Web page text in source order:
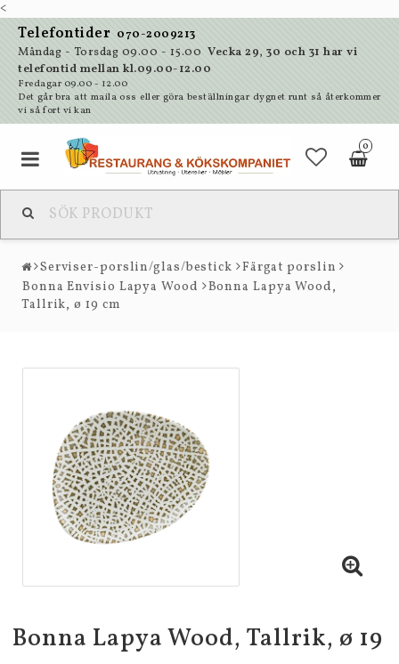
<
Telefontider 070-2009213
Måndag - Torsdag 09.00 - 15.00 Vecka 29, 30 och 31 har vi
telefontid mellan kl.09.00-12.00
Fredagar 09.00 - 12.00
Det går bra att maila oss eller göra beställningar dygnet runt så återkommer
vi så fort vi kan
0
Serviser-porslin/glas/bestick
Färgat porslin
Bonna Envisio Lapya Wood
Bonna Lapya Wood,
Tallrik, ø 19 cm
Bonna Lapya Wood, Tallrik, ø 19